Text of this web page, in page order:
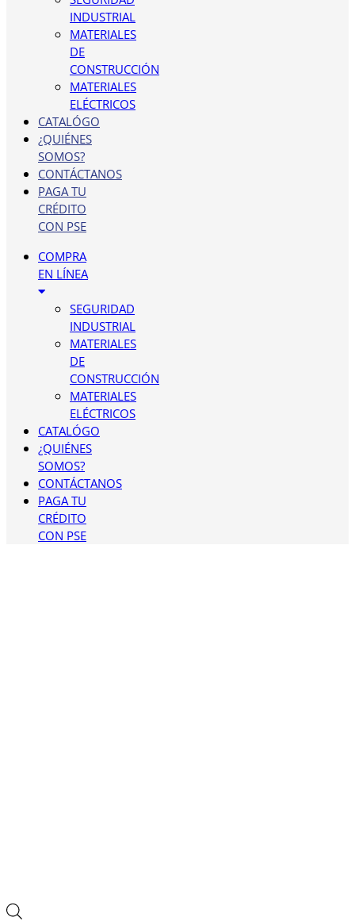
INDUSTRIAL
MATERIALES
DE
CONSTRUCCIÓN
MATERIALES
ELÉCTRICOS
CATALÓGO
¿QUIÉNES
SOMOS?
CONTÁCTANOS
PAGA TU
CRÉDITO
CON PSE
COMPRA
EN LÍNEA
SEGURIDAD
INDUSTRIAL
MATERIALES
DE
CONSTRUCCIÓN
MATERIALES
ELÉCTRICOS
CATALÓGO
¿QUIÉNES
SOMOS?
CONTÁCTANOS
PAGA TU
CRÉDITO
CON PSE